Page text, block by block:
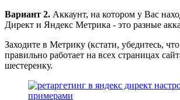
Вариант 2. Аккаунт, на котором у Вас
Директ и Яндекс Метрика - это разные
Заходите в Метрику (кстати, убедитесь,
правильно работает на всех страницах
шестеренку.